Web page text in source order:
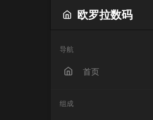
欧罗拉数码
导航
首页
组成